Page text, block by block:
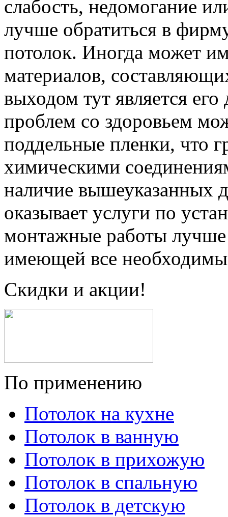
слабость, недомогание
лучше обратиться в
потолок. Иногда может
материалов,
выходом тут является
проблем со здоровьем
поддельные пленки, что
химическими
наличие вышеуказанных
оказывает услуги по
монтажные работы
имеющей все
Скидки и акции!
По применению
Потолок на кухне
Потолок в ванную
Потолок в прихожую
Потолок в спальную
Потолок в детскую